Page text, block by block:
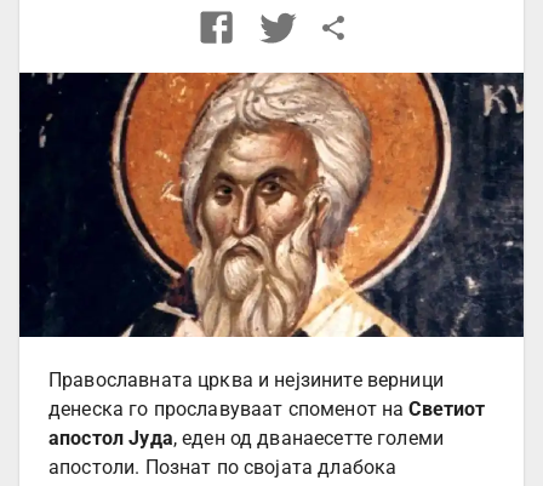
Православната црква и нејзините верници
денеска го прославуваат споменот наСветиот
апостол Јуда, еден од дванаесетте големи
апостоли. Познат по својата длабока